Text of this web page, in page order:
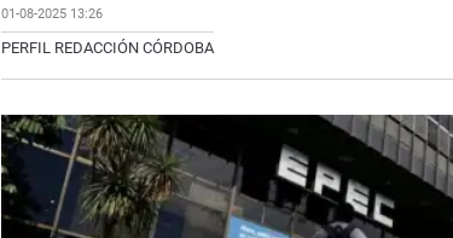
01-08-2025 13:26
PERFIL REDACCIÓN CÓRDOBA